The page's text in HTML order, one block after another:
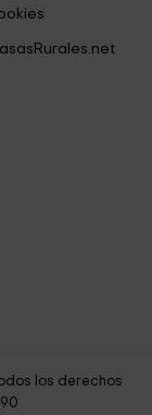
los derechos